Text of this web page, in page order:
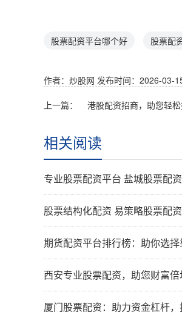
股票配资平台哪个好 股票配
作者：炒股网 发布时间：2026-03-
上一篇： 港股配资招商，助您轻
相关阅读
专业股票配资平台 盐城股票配资：助力投
股票结构化配资 易策略股票配资：助您
期货配资平台排行榜：助你选
西安专业股票配资，助您财富倍
厦门股票配资：助力资金杠杆